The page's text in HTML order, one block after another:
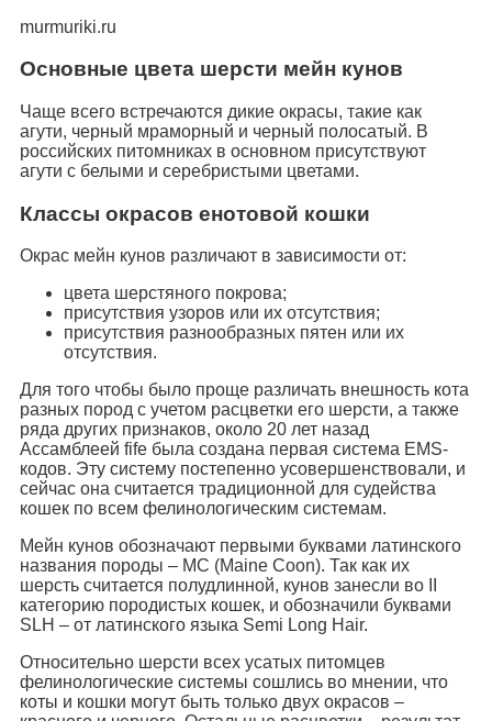
murmuriki.ru
Основные цвета шерсти мейн кунов
Чаще всего встречаются дикие окрасы, такие как
агути, черный мраморный и черный полосатый. В
российских питомниках в основном присутствуют
агути с белыми и серебристыми цветами.
Классы окрасов енотовой кошки
Окрас мейн кунов различают в зависимости от:
цвета шерстяного покрова;
присутствия узоров или их отсутствия;
присутствия разнообразных пятен или их
отсутствия.
Для того чтобы было проще различать внешность кота
разных пород с учетом расцветки его шерсти, а также
ряда других признаков, около 20 лет назад
Ассамблеей fife была создана первая система EMS-
кодов. Эту систему постепенно усовершенствовали, и
сейчас она считается традиционной для судейства
кошек по всем фелинологическим системам.
Мейн кунов обозначают первыми буквами латинского
названия породы – MC (Maine Coon). Так как их
шерсть считается полудлинной, кунов занесли во II
категорию породистых кошек, и обозначили буквами
SLH – от латинского языка Semi Long Hair.
Относительно шерсти всех усатых питомцев
фелинологические системы сошлись во мнении, что
коты и кошки могут быть только двух окрасов –